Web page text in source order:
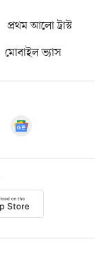
প্রথম আলো ট্রাস্ট
মোবাইল ভ্যাস